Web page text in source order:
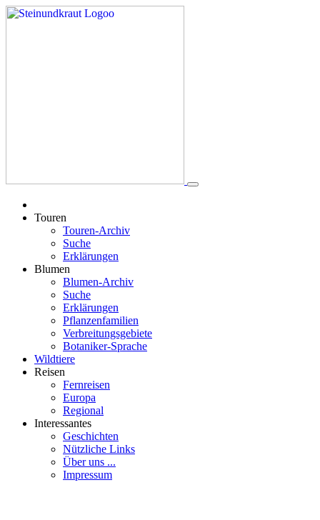
Touren
Touren-Archiv
Suche
Erklärungen
Blumen
Blumen-Archiv
Suche
Erklärungen
Pflanzenfamilien
Verbreitungsgebiete
Botaniker-Sprache
Wildtiere
Reisen
Fernreisen
Europa
Regional
Interessantes
Geschichten
Nützliche Links
Über uns ...
Impressum